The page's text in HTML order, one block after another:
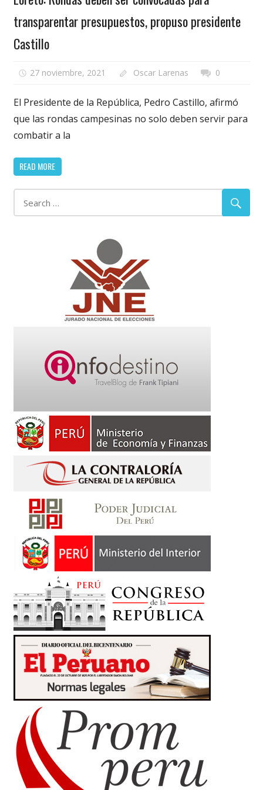
transparentar presupuestos, propuso presidente
Castillo
27 noviembre, 2021 Oscar Larenas 0
El Presidente de la República, Pedro Castillo, afirmó
que las rondas campesinas no solo deben servir para
combatir a la
READ MORE